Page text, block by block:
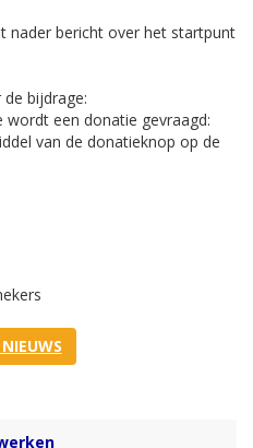
nader bericht over het startpunt
bijdrage:
wordt een donatie gevraagd:
van de donatieknop op de